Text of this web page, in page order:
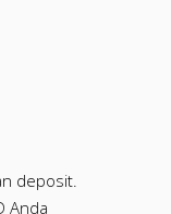
deposit.
Anda